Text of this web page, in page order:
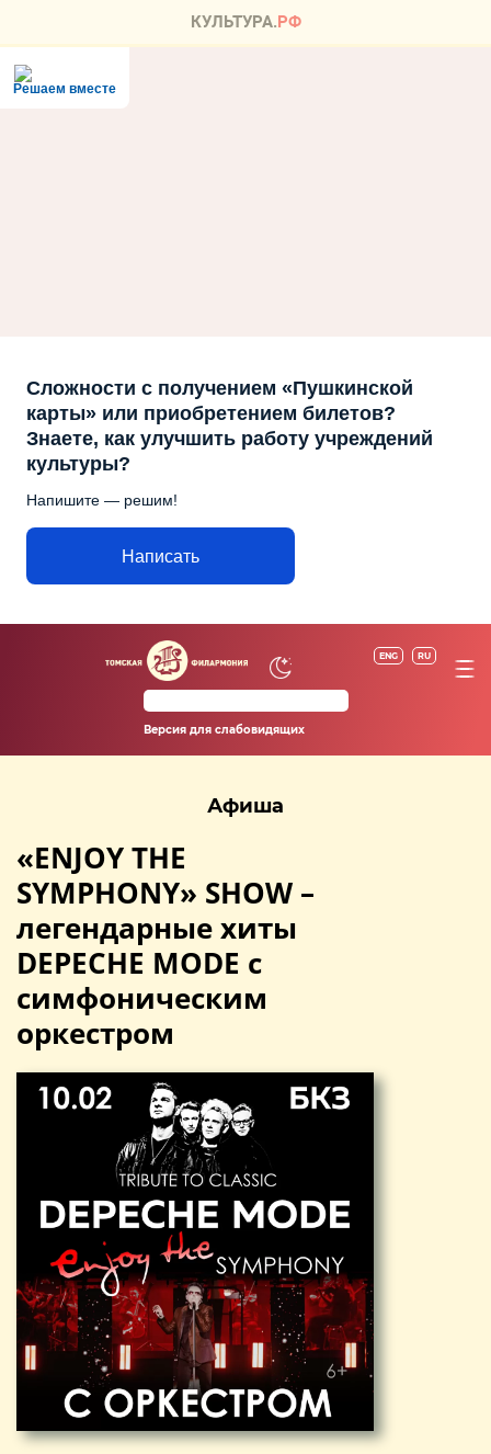
Решаем вместе
Сложности с получением «Пушкинской
карты» или приобретением билетов?
Знаете, как улучшить работу учреждений
культуры?
Напишите — решим!
Написать
ENG RU
Версия для слабовидящих
Афиша
«ENJOY THE
SYMPHONY» SHOW –
легендарные хиты
DEPECHE MODE с
симфоническим
оркестром